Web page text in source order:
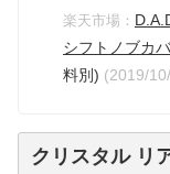
楽天市場：
シフトノブカ
料別) (2019/
クリスタル リ